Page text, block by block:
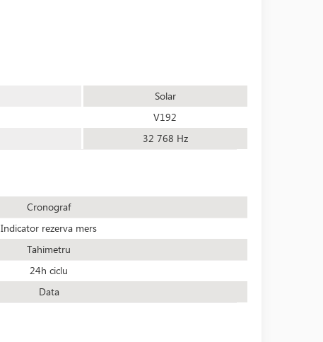
Solar
V192
32 768 Hz
Cronograf
Indicator rezerva mers
Tahimetru
24h ciclu
Data